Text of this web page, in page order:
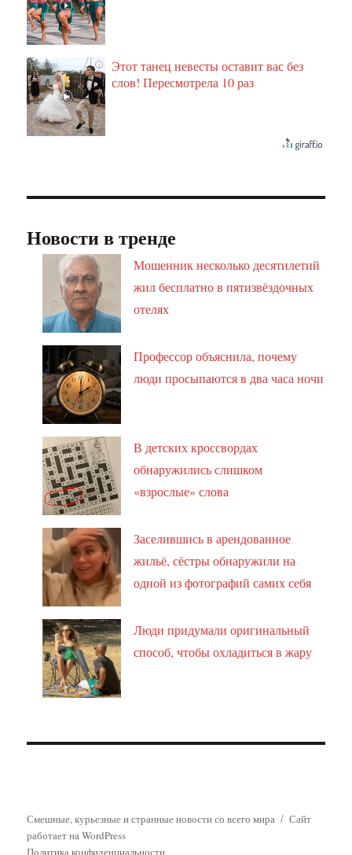
i
Этот танец невесты оставит вас без
слов! Пересмотрела 10 раз
Новости в тренде
Мошенник несколько десятилетий
жил бесплатно в пятизвёздочных
отелях
Профессор объяснила, почему
люди просыпаются в два часа ночи
В детских кроссвордах
обнаружились слишком
«взрослые» слова
Заселившись в арендованное
жильё, сёстры обнаружили на
одной из фотографий самих себя
Люди придумали оригинальный
способ, чтобы охладиться в жару
Смешные, курьезные и странные новости со всего мира
Сайт
работает на WordPress
Политика конфиденциальности